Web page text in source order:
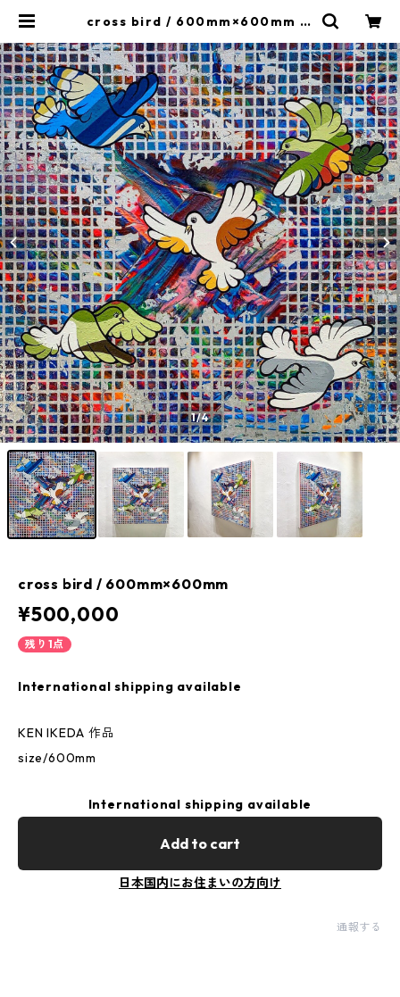
cross bird / 600mm×600mm | I
1/4
cross bird / 600mm×600mm
¥500,000
残り1点
International shipping available
KEN IKEDA 作品
size/600mm
International shipping available
Add to cart
日本国内にお住まいの方向け
通報する